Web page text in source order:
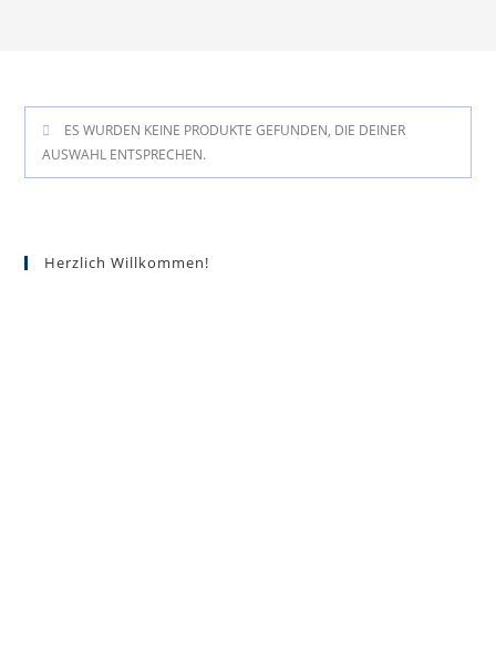
ES WURDEN KEINE PRODUKTE GEFUNDEN, DIE DEINER
AUSWAHL ENTSPRECHEN.
Herzlich Willkommen!